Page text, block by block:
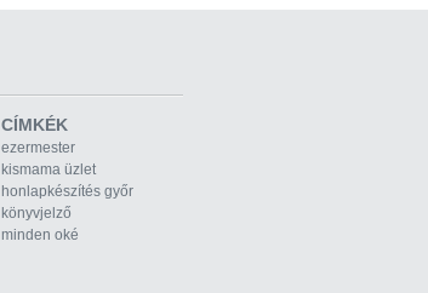
CÍMKÉK
ezermester
kismama üzlet
honlapkészítés győr
könyvjelző
minden oké